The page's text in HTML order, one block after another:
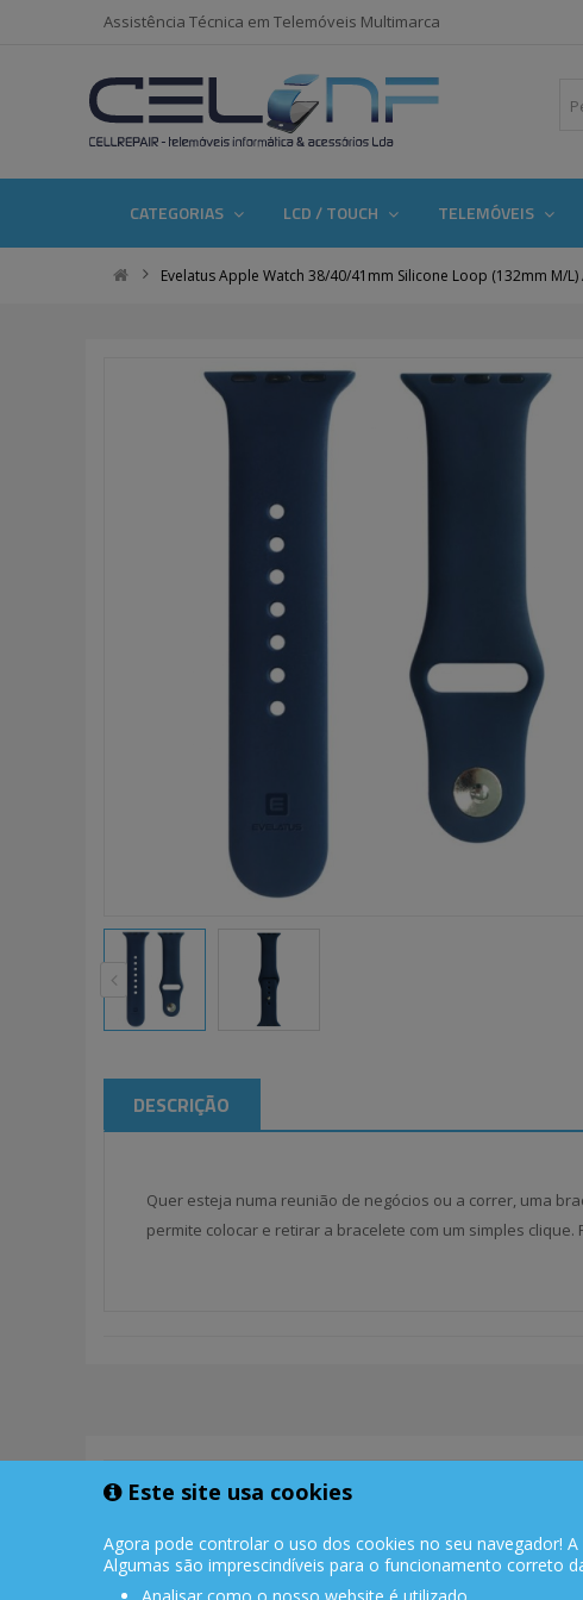
Assistência Técnica em Telemóveis Multimarca
CATEGORIAS LCD / TOUCH TELEMÓVEIS
Evelatus Apple Watch 38/40/41mm Silicone Loop (132mm M/L)
DESCRIÇÃO
Quer esteja numa reunião de negócios ou a correr, uma
permite colocar e retirar a bracelete com um simples
PORTES GRÁTIS
Encomendas acima de 150€
Este site usa cookies
Agora pode controlar o uso dos cookies no seu navegador!
Algumas são imprescindíveis para o funcionamento correto